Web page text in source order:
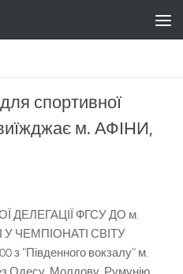
спортивної
м. АФІНИ,
ДЕЛЕГАЦІЇ ФГСУ ДО м.
ЧЕМПІОНАТІ СВІТУ
з "Південного вокзалу" м.